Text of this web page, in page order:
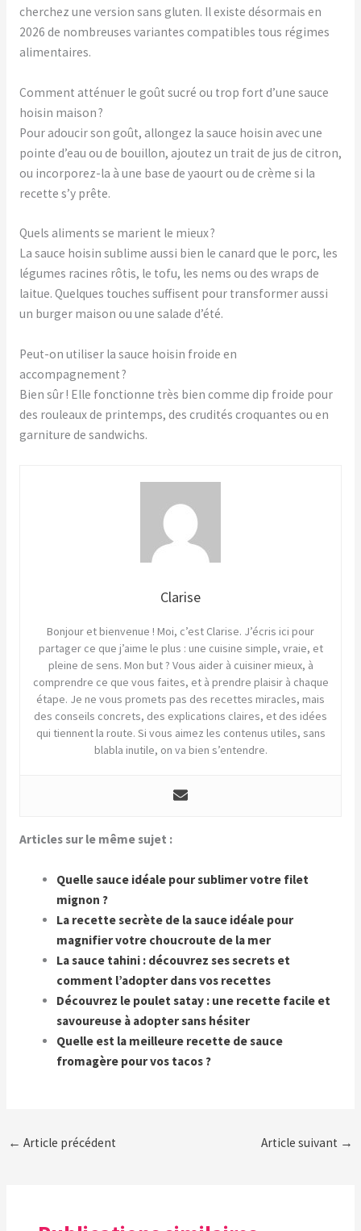
cherchez une version sans gluten. Il existe désormais en
2026 de nombreuses variantes compatibles tous régimes
alimentaires.
Comment atténuer le goût sucré ou trop fort d’une sauce
hoisin maison ?
Pour adoucir son goût, allongez la sauce hoisin avec une
pointe d’eau ou de bouillon, ajoutez un trait de jus de citron,
ou incorporez-la à une base de yaourt ou de crème si la
recette s’y prête.
Quels aliments se marient le mieux ?
La sauce hoisin sublime aussi bien le canard que le porc, les
légumes racines rôtis, le tofu, les nems ou des wraps de
laitue. Quelques touches suffisent pour transformer aussi
un burger maison ou une salade d’été.
Peut-on utiliser la sauce hoisin froide en
accompagnement ?
Bien sûr ! Elle fonctionne très bien comme dip froide pour
des rouleaux de printemps, des crudités croquantes ou en
garniture de sandwichs.
Clarise
Bonjour et bienvenue ! Moi, c’est Clarise. J’écris ici pour
partager ce que j’aime le plus : une cuisine simple, vraie, et
pleine de sens. Mon but ? Vous aider à cuisiner mieux, à
comprendre ce que vous faites, et à prendre plaisir à chaque
étape. Je ne vous promets pas des recettes miracles, mais
des conseils concrets, des explications claires, et des idées
qui tiennent la route. Si vous aimez les contenus utiles, sans
blabla inutile, on va bien s’entendre.
Articles sur le même sujet :
Quelle sauce idéale pour sublimer votre filet
mignon ?
La recette secrète de la sauce idéale pour
magnifier votre choucroute de la mer
La sauce tahini : découvrez ses secrets et
comment l’adopter dans vos recettes
Découvrez le poulet satay : une recette facile et
savoureuse à adopter sans hésiter
Quelle est la meilleure recette de sauce
fromagère pour vos tacos ?
← Article précédent Article suivant →